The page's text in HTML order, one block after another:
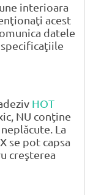
interioara
acest
datele
HOT
NU conţine
La
se pot capsa
creşterea